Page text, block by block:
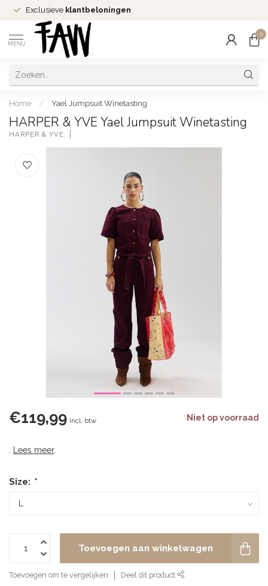
Exclusieve klantbeloningen
MENU
0
Home / Yael Jumpsuit Winetasting
HARPER & YVE Yael Jumpsuit Winetasting
HARPER & YVE
€119,99 Incl. btw Niet op voorraad
Lees meer.
Size: *
Toevoegen aan winkelwagen
Toevoegen om te vergelijken Deel dit product